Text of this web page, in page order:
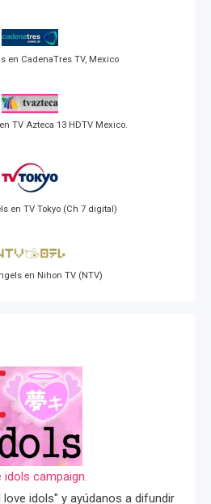
en CadenaTres TV, Mexico
TV Azteca 13 HDTV Mexico.
en TV Tokyo (Ch 7 digital)
en Nihon TV (NTV)
idols campaign.
love idols" y ayúdanos a difundir